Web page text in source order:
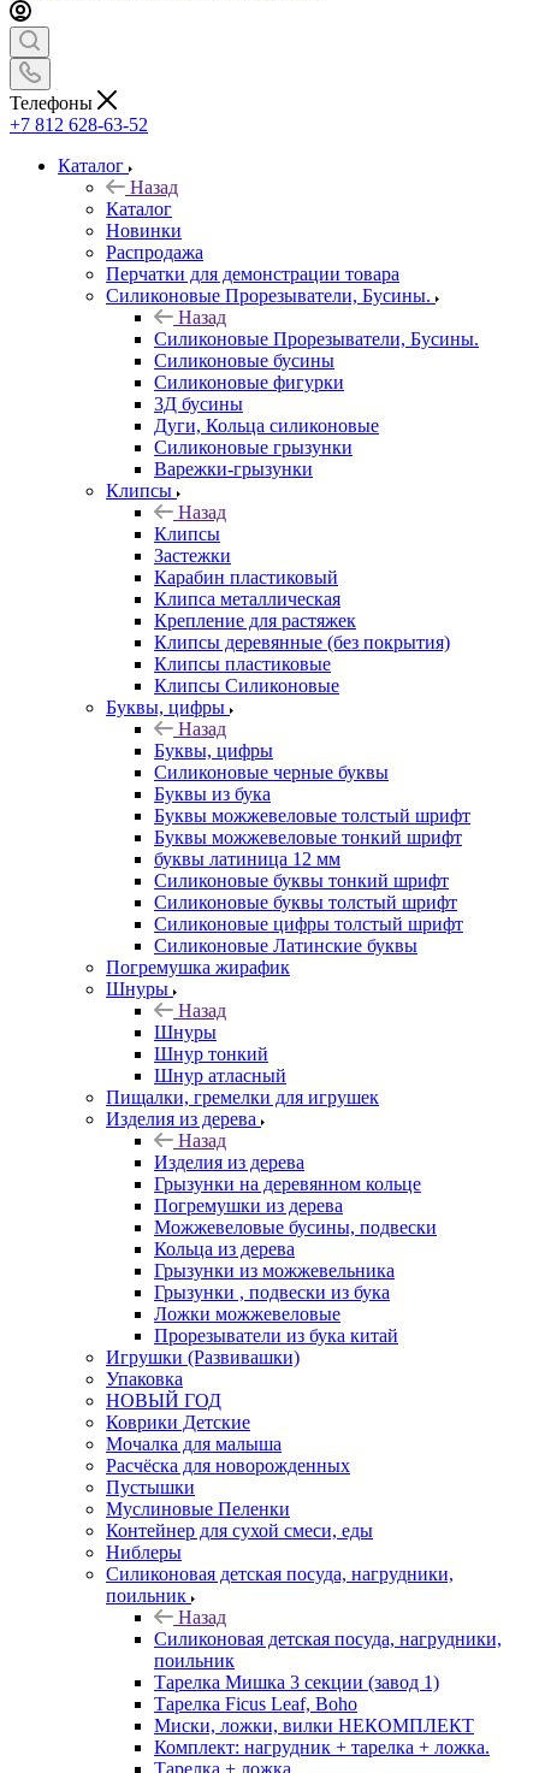
Телефоны
+7 812 628-63-52
Каталог
Назад
Каталог
Новинки
Распродажа
Перчатки для демонстрации товара
Силиконовые Прорезыватели, Бусины.
Назад
Силиконовые Прорезыватели, Бусины.
Силиконовые бусины
Силиконовые фигурки
3Д бусины
Дуги, Кольца силиконовые
Силиконовые грызунки
Варежки-грызунки
Клипсы
Назад
Клипсы
Застежки
Карабин пластиковый
Клипса металлическая
Крепление для растяжек
Клипсы деревянные (без покрытия)
Клипсы пластиковые
Клипсы Силиконовые
Буквы, цифры
Назад
Буквы, цифры
Силиконовые черные буквы
Буквы из бука
Буквы можжевеловые толстый шрифт
Буквы можжевеловые тонкий шрифт
буквы латиница 12 мм
Силиконовые буквы тонкий шрифт
Силиконовые буквы толстый шрифт
Силиконовые цифры толстый шрифт
Силиконовые Латинские буквы
Погремушка жирафик
Шнуры
Назад
Шнуры
Шнур тонкий
Шнур атласный
Пищалки, гремелки для игрушек
Изделия из дерева
Назад
Изделия из дерева
Грызунки на деревянном кольце
Погремушки из дерева
Можжевеловые бусины, подвески
Кольца из дерева
Грызунки из можжевельника
Грызунки , подвески из бука
Ложки можжевеловые
Прорезыватели из бука китай
Игрушки (Развивашки)
Упаковка
НОВЫЙ ГОД
Коврики Детские
Мочалка для малыша
Расчёска для новорожденных
Пустышки
Муслиновые Пеленки
Контейнер для сухой смеси, еды
Ниблеры
Силиконовая детская посуда, нагрудники,
поильник
Назад
Силиконовая детская посуда, нагрудники,
поильник
Тарелка Мишка 3 секции (завод 1)
Тарелка Ficus Leaf, Boho
Миски, ложки, вилки НЕКОМПЛЕКТ
Комплект: нагрудник + тарелка + ложка.
Тарелка + ложка